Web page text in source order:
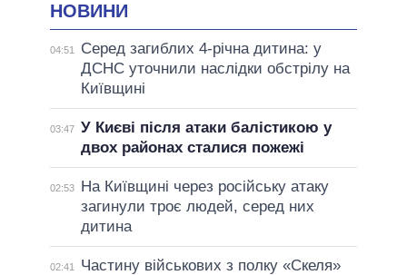
НОВИНИ
04:51
Серед загиблих 4-річна дитина: у
ДСНС уточнили наслідки обстрілу на
Київщині
03:47 У Києві після атаки балістикою у
двох районах сталися пожежі
02:53
На Київщині через російську атаку
загинули троє людей, серед них
дитина
02:41
Частину військових з полку «Скеля»